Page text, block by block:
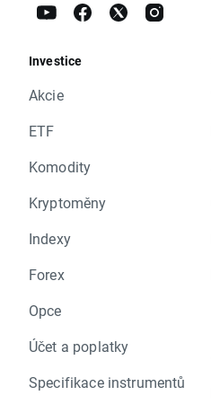
Investice
Akcie
ETF
Komodity
Kryptoměny
Indexy
Forex
Opce
Účet a poplatky
Specifikace instrumentů